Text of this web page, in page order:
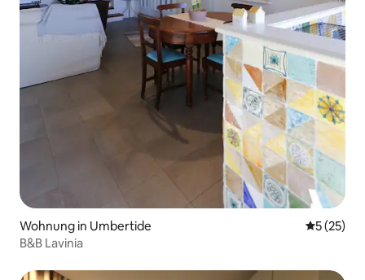
Wohnung in Umbertide
5 (25)
B&B Lavinia